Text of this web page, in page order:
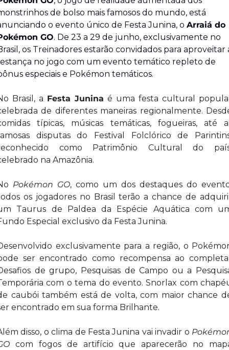
de bolso mais famosos do mundo, está
o evento único de Festa Junina, o Arraiá do
GO. De 23 a 29 de junho, exclusivamente no
os Treinadores estarão convidados para aproveitar
no jogo com um evento temático repleto de
especiais e Pokémon temáticos.
Brasil, a Festa Junina é uma festa cultural
de diferentes maneiras regionalmente.
típicas, músicas temáticas, fogueiras, até
disputas do Festival Folclórico de
como Patrimônio Cultural do
na Amazônia.
Pokémon GO, como um dos destaques do
os jogadores no Brasil terão a chance de
Taurus de Paldea da Espécie Aquática com
Especial exclusivo da Festa Junina.
exclusivamente para a região, o
ser encontrado como recompensa ao
de grupo, Pesquisas de Campo ou a
com o tema do evento. Snorlax com
caubói também está de volta, com maior chance
encontrado em sua forma Brilhante.
disso, o clima de Festa Junina vai invadir o
com fogos de artifício que aparecerão no